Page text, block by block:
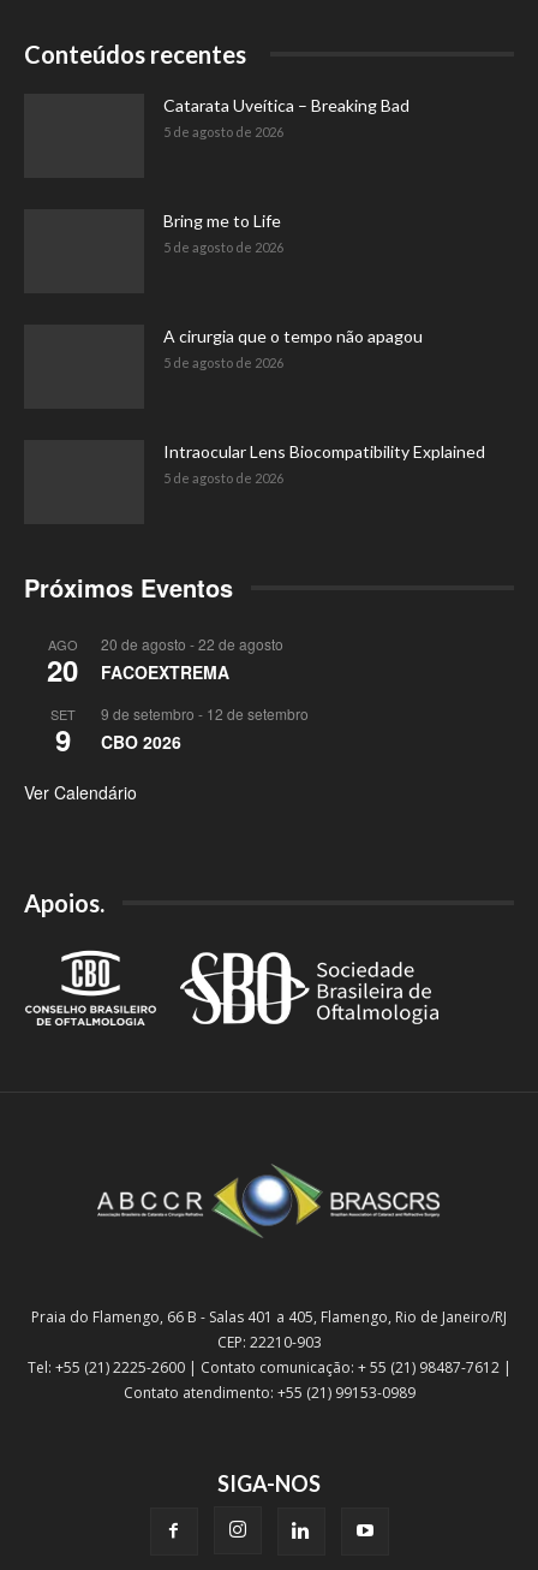
Conteúdos recentes
Catarata Uveítica – Breaking Bad
5 de agosto de 2026
Bring me to Life
5 de agosto de 2026
A cirurgia que o tempo não apagou
5 de agosto de 2026
Intraocular Lens Biocompatibility Explained
5 de agosto de 2026
Próximos Eventos
AGO
20
20 de agosto -22 de agosto
FACOEXTREMA
SET
9
9 de setembro - 12 de setembro
CBO 2026
Ver Calendário
Apoios.
Praia do Flamengo, 66 B - Salas 401 a 405, Flamengo, Rio de Janeiro/RJ
CEP: 22210-903
Tel: +55 (21) 2225-2600 | Contato comunicação: + 55 (21) 98487-7612 |
Contato atendimento: +55 (21) 99153-0989
SIGA-NOS